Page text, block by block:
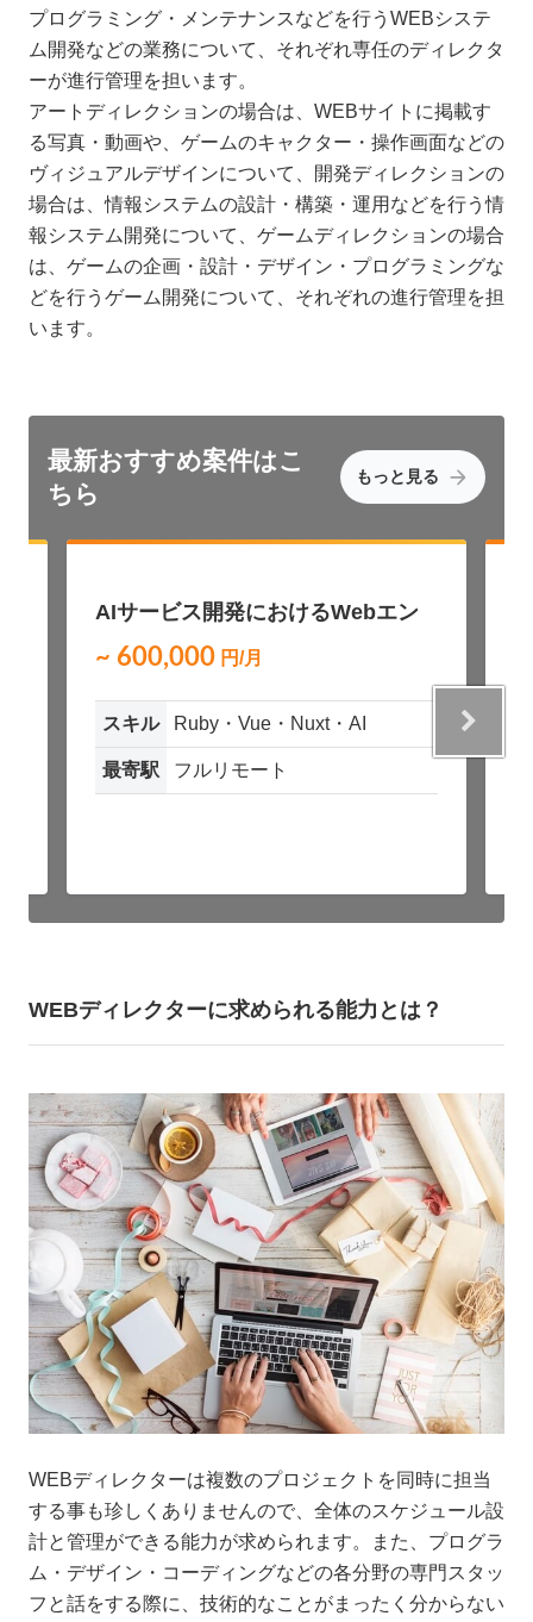
プログラミング・メンテナンスなどを行うWEBシステ
ム開発などの業務について、それぞれ専任のディレクタ
ーが進行管理を担います。
アートディレクションの場合は、WEBサイトに掲載す
る写真・動画や、ゲームのキャクター・操作画面などの
ヴィジュアルデザインについて、開発ディレクションの
場合は、情報システムの設計・構築・運用などを行う情
報システム開発について、ゲームディレクションの場合
は、ゲームの企画・設計・デザイン・プログラミングな
どを行うゲーム開発について、それぞれの進行管理を担
います。
最新おすすめ案件はこ
ちら
もっと見る
AIサービス開発におけるWebエン
ジニア募集（Ruby / Vue）
~ 600,000 円/月
スキル Ruby・Vue・Nuxt・AI
最寄駅 フルリモート
WEBディレクターに求められる能力とは？
WEBディレクターは複数のプロジェクトを同時に担当
する事も珍しくありませんので、全体のスケジュール設
計と管理ができる能力が求められます。また、プログラ
ム・デザイン・コーディングなどの各分野の専門スタッ
フと話をする際に、技術的なことがまったく分からない